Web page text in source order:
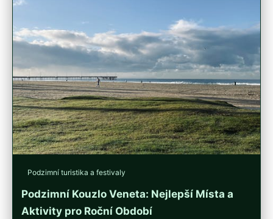
Podzimní turistika a festivaly
Podzimní Kouzlo Veneta: Nejlepší Místa a
Aktivity pro Roční Období